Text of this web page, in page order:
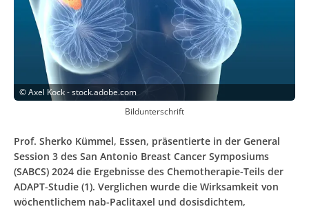
©Axel Kock - stock.adobe.com
Bildunterschrift
Prof. Sherko Kümmel, Essen, präsentierte in der General
Session 3 des San Antonio Breast Cancer Symposiums
(SABCS) 2024 die Ergebnisse des Chemotherapie-Teils der
ADAPT-Studie (1). Verglichen wurde die Wirksamkeit von
wöchentlichem nab-Paclitaxel und dosisdichtem,